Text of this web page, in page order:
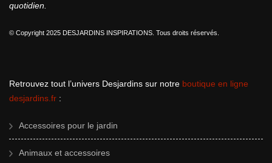
quotidien.
© Copyright 2025 DESJARDINS INSPIRATIONS. Tous droits réservés.
Retrouvez tout l’univers Desjardins sur notre boutique en ligne
desjardins.fr :
Accessoires pour le jardin
Animaux et accessoires